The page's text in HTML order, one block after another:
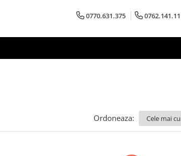
0770.631.375
Ordoneaza: